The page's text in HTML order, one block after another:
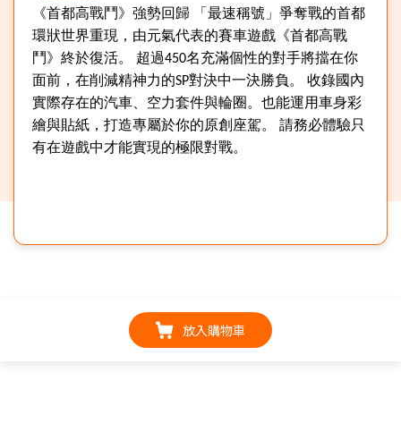
《首都高戰鬥》強勢回歸
「最速稱號」爭奪戰的首都
環狀世界重現，由元氣代表的賽車遊戲《首都高戰
鬥》終於復活。
超過450名充滿個性的對手將擋在你
面前，在削減精神力的SP對決中一決勝負。
收錄國內
實際存在的汽車、空力套件與輪圈。也能運用車身彩
繪與貼紙，打造專屬於你的原創座駕。
請務必體驗只
有在遊戲中才能實現的極限對戰。
放入購物車